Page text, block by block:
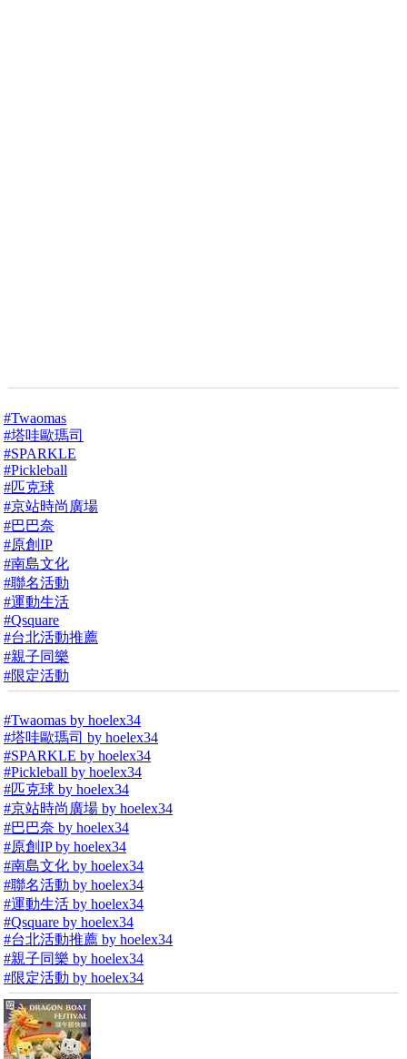
#Twaomas
#塔哇歐瑪司
#SPARKLE
#Pickleball
#匹克球
#京站時尚廣場
#巴巴奈
#原創IP
#南島文化
#聯名活動
#運動生活
#Qsquare
#台北活動推薦
#親子同樂
#限定活動
#Twaomas by hoelex34
#塔哇歐瑪司 by hoelex34
#SPARKLE by hoelex34
#Pickleball by hoelex34
#匹克球 by hoelex34
#京站時尚廣場 by hoelex34
#巴巴奈 by hoelex34
#原創IP by hoelex34
#南島文化 by hoelex34
#聯名活動 by hoelex34
#運動生活 by hoelex34
#Qsquare by hoelex34
#台北活動推薦 by hoelex34
#親子同樂 by hoelex34
#限定活動 by hoelex34